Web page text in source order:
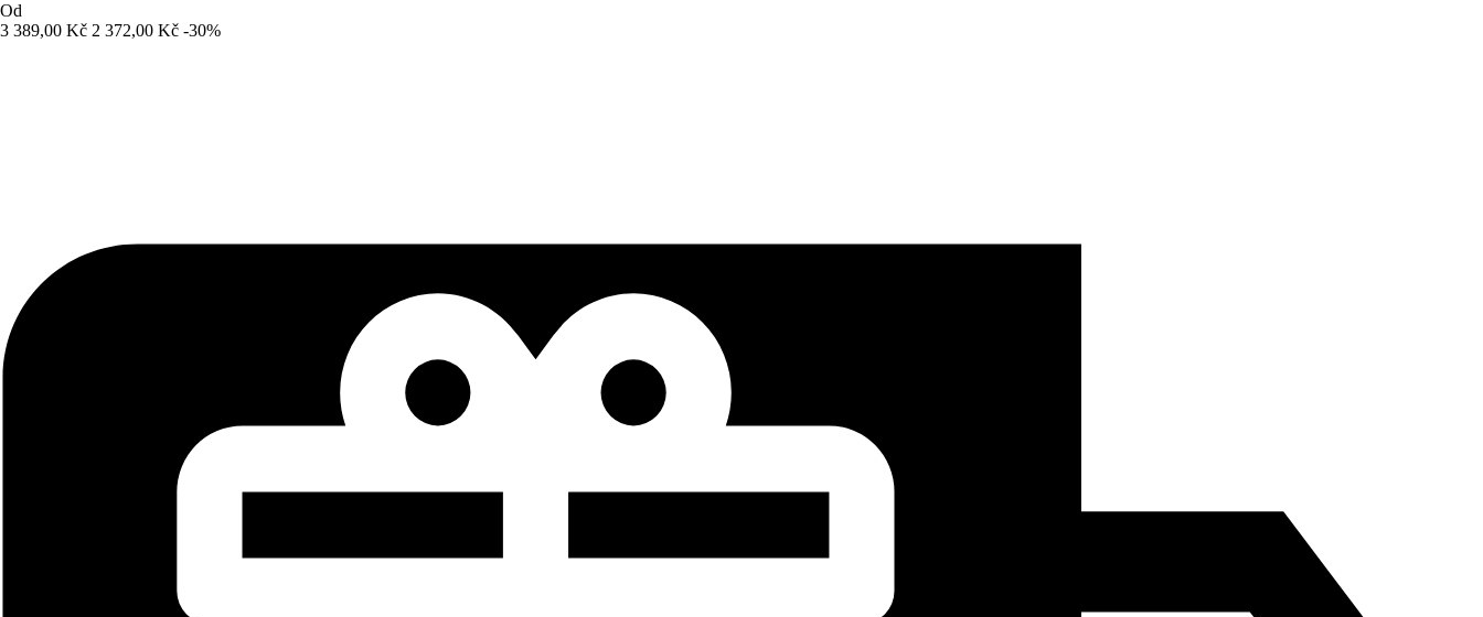
Od
3 389,00 Kč 2 372,00 Kč -30%